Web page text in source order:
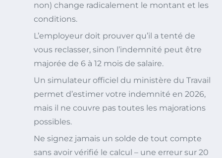
non) change radicalement le montant et les
conditions.
L’employeur doit prouver qu’il a tenté de
vous reclasser, sinon l’indemnité peut être
majorée de 6 à 12 mois de salaire.
Un simulateur officiel du ministère du Travail
permet d’estimer votre indemnité en 2026,
mais il ne couvre pas toutes les majorations
possibles.
Ne signez jamais un solde de tout compte
sans avoir vérifié le calcul – une erreur sur 20